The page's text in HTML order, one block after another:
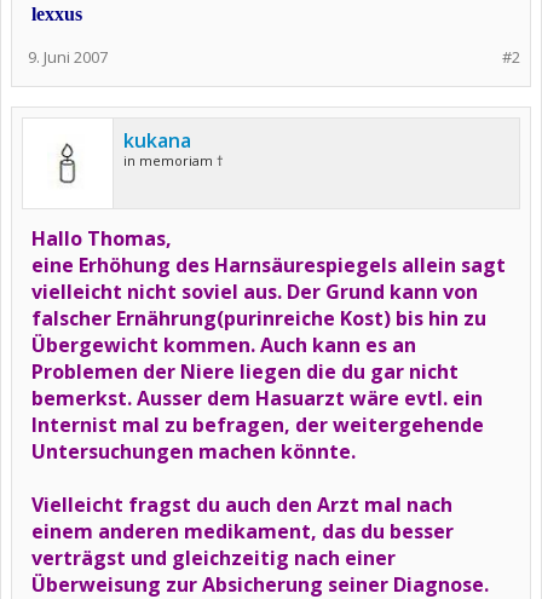
lexxus
#2
9. Juni 2007
kukana
in memoriam †
Hallo Thomas,
eine Erhöhung des Harnsäurespiegels allein sagt
vielleicht nicht soviel aus. Der Grund kann von
falscher Ernährung(purinreiche Kost) bis hin zu
Übergewicht kommen. Auch kann es an
Problemen der Niere liegen die du gar nicht
bemerkst. Ausser dem Hasuarzt wäre evtl. ein
Internist mal zu befragen, der weitergehende
Untersuchungen machen könnte.
Vielleicht fragst du auch den Arzt mal nach
einem anderen medikament, das du besser
verträgst und gleichzeitig nach einer
Überweisung zur Absicherung seiner Diagnose.